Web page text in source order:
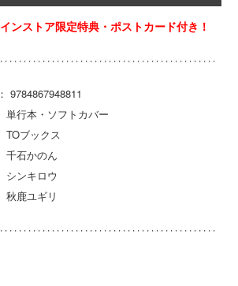
ンストア限定特典・ポストカード付き！
ソフトカバー
ックス
のん
ロウ
鹿ユギリ